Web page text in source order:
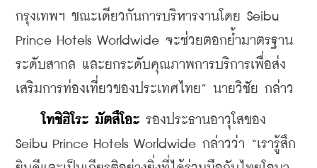
กรุงเทพฯ ขณะเดียวกันการบริหารงานโดย Seibu
Prince Hotels Worldwide จะช่วยตอกย้ำมาตรฐาน
ระดับสากล และยกระดับคุณภาพการบริการเพื่อส่ง
เสริมการท่องเที่ยวของประเทศไทย” นายวิชัย กล่าว
โทชิฮิโระ มัตสึโอะ รองประธานอาวุโสของ
Seibu Prince Hotels Worldwide กล่าวว่า “เรารู้สึก